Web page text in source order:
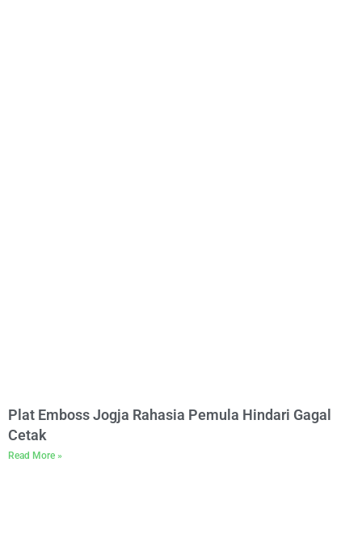
Plat Emboss Jogja Rahasia Pemula Hindari Gagal
Cetak
Read More »